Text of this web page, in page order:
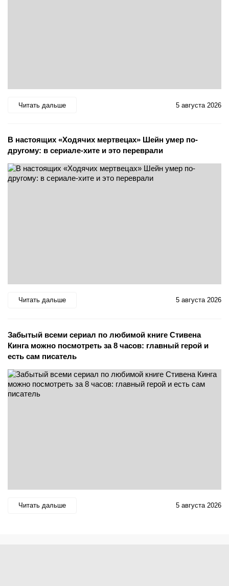
Читать дальше 5 августа 2026
В настоящих «Ходячих мертвецах» Шейн умер по-
другому: в сериале-хите и это переврали
Читать дальше 5 августа 2026
Забытый всеми сериал по любимой книге Стивена
Кинга можно посмотреть за 8 часов: главный герой и
есть сам писатель
Читать дальше 5 августа 2026